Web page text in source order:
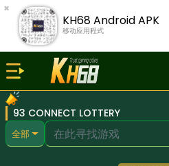
×
KH68 Android APK
移动应用程式
93 CONNECT LOTTERY
全部